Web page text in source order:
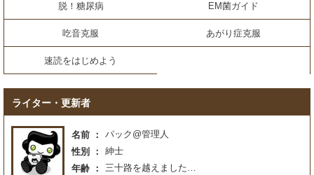
脱！糖尿病 EM菌ガイド
吃音克服 あがり症克服
速読をはじめよう
ライター・更新者
名前
パック@管理人
性別
紳士
年齢
三十路を越えました…